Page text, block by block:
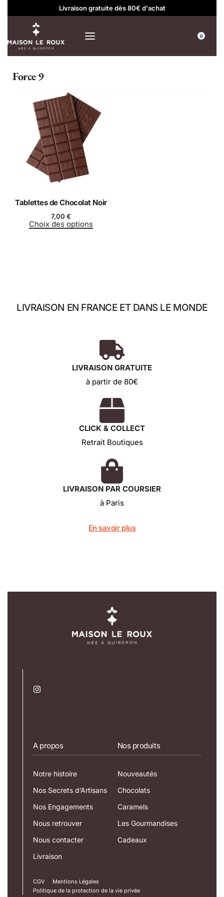
Livraison gratuite dès 80€ d'achat
0
Force 9
Tablettes de Chocolat Noir
7,00 €
Choix des options
LIVRAISON EN FRANCE ET DANS LE MONDE
LIVRAISON GRATUITE
à partir de 80€
CLICK & COLLECT
Retrait Boutiques
LIVRAISON PAR COURSIER
à Paris
En savoir plus
A propos
Notre histoire
Nos Secrets d’Artisans
Nos Engagements
Nous retrouver
Nous contacter
Livraison
Nos produits
Nouveautés
Chocolats
Caramels
Les Gourmandises
Cadeaux
CGV
Mentions Légales
Politique de la protection de la vie privée